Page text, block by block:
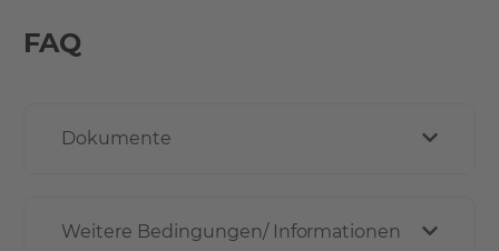
FAQ
Dokumente
Weitere Bedingungen/ Informationen